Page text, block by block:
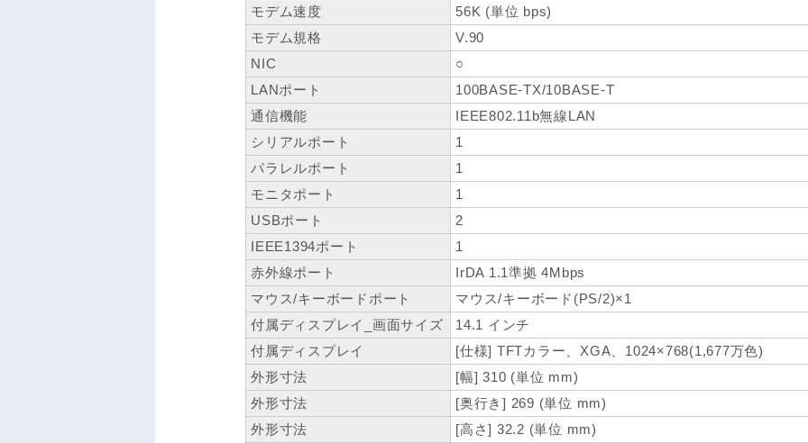
モデム速度
56K (単位 bps)
モデム規格
V.90
NIC
○
LANポート
100BASE-TX/10BASE-T
通信機能
IEEE802.11b無線LAN
シリアルポート
1
パラレルポート
1
モニタポート
1
USBポート
2
IEEE1394ポート
1
赤外線ポート
IrDA 1.1準拠 4Mbps
マウス/キーボードポート
マウス/キーボード(PS/2)×1
付属ディスプレイ_画面サイズ
14.1 インチ
付属ディスプレイ
[仕様] TFTカラー、XGA、1024×768(1,677万色)
外形寸法
[幅] 310 (単位 mm)
外形寸法
[奥行き] 269 (単位 mm)
外形寸法
[高さ] 32.2 (単位 mm)